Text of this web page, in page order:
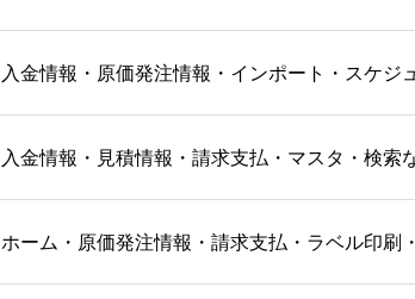
入金情報・原価発注情報・インポート・スケ
入金情報・見積情報・請求支払・マスタ・検索
ホーム・原価発注情報・請求支払・ラベル印刷